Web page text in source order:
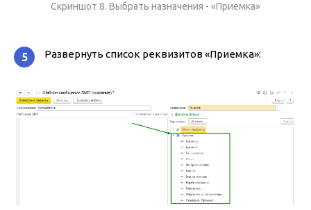
Скриншот 8. Выбрать назначения - «Приемка»
5 Развернуть список реквизитов «Приемка»: